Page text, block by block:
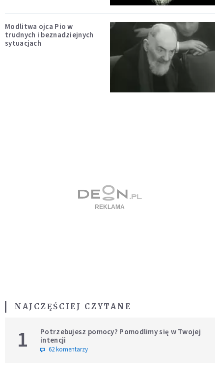
Modlitwa ojca Pio w
trudnych i beznadziejnych
sytuacjach
NAJCZĘŚCIEJ CZYTANE
1
Potrzebujesz pomocy? Pomodlimy się w Twojej
intencji
62 komentarzy